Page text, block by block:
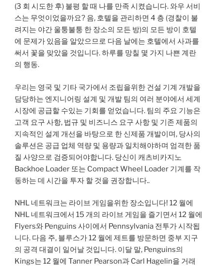
(3 회 시도한 후) 불평 할 때 나를 만족 시켰습니다. 와우 서비
스는 무엇이었을까요? 음, 호텔을 관리하면 4 층 (경찰이 불
려지는 야간 울퉁불퉁 한 장소의 모든 방)의 모든 방이 호텔
에 문제가 있음을 알았으므로 다음 날에는 호텔에서 사과를
써서 꽃을 맞았을 것입니다. 하루를 망칠 몇 가지 나쁜 계란
의 행동.
우리는 영국 및 기타 국가에서 조립을위한 건설 기계 개발을
담당하는 엔지니어링 설계 및 개발 팀의 여러 분야에서 세계
시장에 공급할 수있는 기회를 얻었습니다. 팀의 주요 기능은
고객 요구 사항, 법규 및 비즈니스 요구 사항 및 기존 제품의
지속적인 설계 개선을 바탕으로 한 신제품 개발이며, 당사의
솔루션은 공급 업체 역량 및 용량과 일치해야하며 엄격한 품
질 사양으로 검증되어야합니다. 당신이 캐츠비카지노
Backhoe Loader 또는 Compact Wheel Loader 기계를 작
동하는 데 시간을 투자 할 것을 권장합니다..
NHL 네트워크는 라이브 게임을위한 장소입니다! 12 월에
NHL 네트워크에서 15 개의 라이브 게임을 즐기면서 12 월에
Flyers와 Penguins 사이에서 Pennsylvania 전투가 시작됩
니다. 다음 주, 블루스가 12 월에 제트를 방문하면 중부 지구
의 공격 대결이 일어날 것입니다. 이달 말, Penguins의
Kings는 12 월에 Tanner Pearson과 Carl Hagelin을 거래